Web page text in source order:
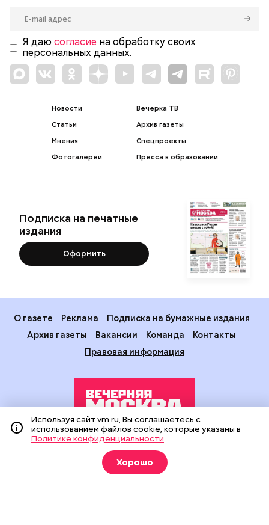
Я даю согласие на обработку своих
персональных данных.
Новости
Статьи
Мнения
Фотогалереи
Вечерка ТВ
Архив газеты
Спецпроекты
Пресса в образовании
Подписка на печатные
издания
Оформить
О газете Реклама
Подписка на бумажные издания
Архив газеты
Вакансии Команда
Контакты
Правовая информация
Издание создано при финансовой поддержке Департамента
средств массовой информации и рекламы города Москвы.
На сайте применяются рекомендательные технологии
(информационные технологии предоставления информации
Используя сайт vm.ru, Вы соглашаетесь с
использованием файлов cookie, которые указаны в
Политике конфиденциальности
Хорошо